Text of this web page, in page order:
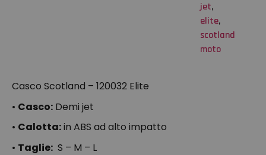
jet,
elite,
scotland
moto
Casco Scotland – 120032 Elite
• Casco: Demi jet
• Calotta:in ABS ad alto impatto
• Taglie: S – M – L